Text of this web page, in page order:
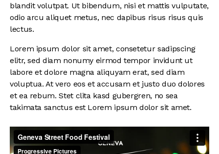
blandit volutpat. Ut bibendum, nisi et mattis vulputate,
odio arcu aliquet metus, nec dapibus risus risus quis
lectus.
Lorem ipsum dolor sit amet, consetetur sadipscing
elitr, sed diam nonumy eirmod tempor invidunt ut
labore et dolore magna aliquyam erat, sed diam
voluptua. At vero eos et accusam et justo duo dolores
et ea rebum. Stet clita kasd gubergren, no sea
takimata sanctus est Lorem ipsum dolor sit amet.